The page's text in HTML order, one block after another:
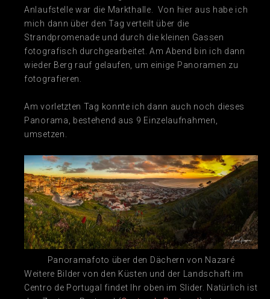
Anlaufstelle war die Markthalle. Von hier aus habe ich
mich dann über den Tag verteilt über die
Strandpromenade und durch die kleinen Gassen
fotografisch durchgearbeitet. Am Abend bin ich dann
wieder Berg rauf gelaufen, um einige Panoramen zu
fotografieren.
Am vorletzten Tag konnte ich dann auch noch dieses
Panorama, bestehend aus 9 Einzelaufnahmen,
umsetzen.
Panoramafoto über den Dächern von Nazaré
Weitere Bilder von den Küsten und der Landschaft im
Centro de Portugal findet Ihr oben im Slider. Natürlich ist